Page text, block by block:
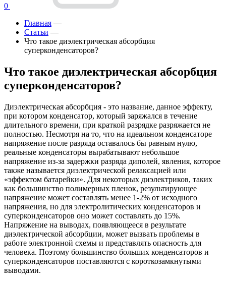
0
Главная —
Статьи —
Что такое диэлектрическая абсорбция
суперконденсаторов?
Что такое диэлектрическая абсорбция
суперконденсаторов?
Диэлектрическая абсорбция - это название, данное эффекту,
при котором конденсатор, который заряжался в течение
длительного времени, при краткой разрядке разряжается не
полностью. Несмотря на то, что на идеальном конденсаторе
напряжение после разряда оставалось бы равным нулю,
реальные конденсаторы вырабатывают небольшое
напряжение из-за задержки разряда диполей, явления, которое
также называется диэлектрической релаксацией или
«эффектом батарейки». Для некоторых диэлектриков, таких
как большинство полимерных пленок, результирующее
напряжение может составлять менее 1-2% от исходного
напряжения, но для электролитических конденсаторов и
суперконденсаторов оно может составлять до 15%.
Напряжение на выводах, появляющееся в результате
диэлектрической абсорбции, может вызвать проблемы в
работе электронной схемы и представлять опасность для
человека. Поэтому большинство больших конденсаторов и
суперконденсаторов поставляются с короткозамкнутыми
выводами.